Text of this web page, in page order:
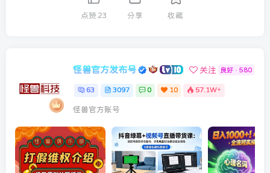
点赞 23 分享 收藏
怪兽官方发布号 关注 良好 · 580
63 3097 0 10 57.1W+
怪兽官方账号